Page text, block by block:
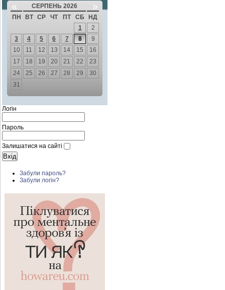
« СЕРПЕНЬ 2026 »
ПН ВТ СР ЧТ ПТ СБ
НД
1
2
3
4 5 6 7 8
9
10
11 12 13 14 15
16
17
18 19 20 21 22
23
24
25 26 27 28 29
30
31
Логін
Пароль
Залишатися на сайті
Забули пароль?
Забули логін?